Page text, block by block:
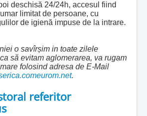
deschisă 24/24h, accesul fiind
limitat de persoane, cu
de igienă impuse de la intrare.
o savîrșim in toate zilele
să evitam aglomerarea, va rugam
folosind adresa de E-Mail
.
referitor